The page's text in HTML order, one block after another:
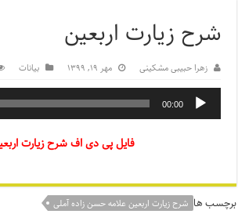
شرح زیارت اربعین
زهرا حبیبی مشکینی مهر ۱۹, ۱۳۹۹ بیانات
00:00
فایل پی دی اف شرح زیارت
برچسب ها شرح زیارت اربعین علامه حسن زاده آملی